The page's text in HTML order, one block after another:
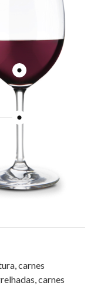
carnes
carnes